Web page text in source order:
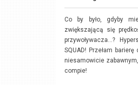
Co by było, gdyby
zwiększającą się
przywoływacza...?
SQUAD! Przełam
niesamowicie
compie!